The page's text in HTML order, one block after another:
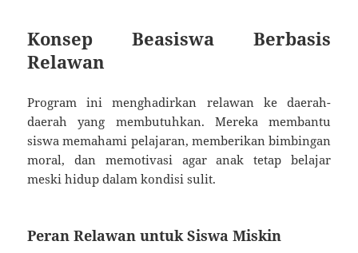
Konsep Beasiswa Berbasis
Relawan
Program ini menghadirkan relawan ke daerah-
daerah yang membutuhkan. Mereka membantu
siswa memahami pelajaran, memberikan bimbingan
moral, dan memotivasi agar anak tetap belajar
meski hidup dalam kondisi sulit.
Peran Relawan untuk Siswa Miskin